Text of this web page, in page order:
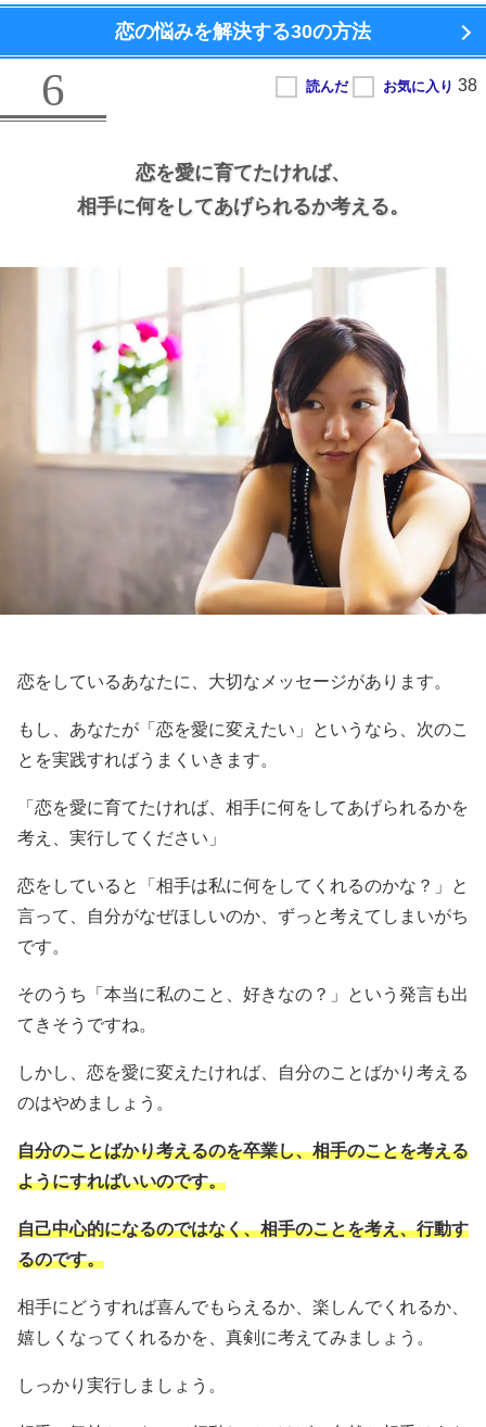
恋の悩みを解決する30の方法
6
恋を愛に育てたければ、
相手に何をしてあげられるか考える。
恋をしているあなたに、大切なメッセージがあります。
もし、あなたが「恋を愛に変えたい」というなら、次のこ
とを実践すればうまくいきます。
「恋を愛に育てたければ、相手に何をしてあげられるかを
考え、実行してください」
恋をしていると「相手は私に何をしてくれるのかな？」と
言って、自分がなぜほしいのか、ずっと考えてしまいがち
です。
そのうち「本当に私のこと、好きなの？」という発言も出
てきそうですね。
しかし、恋を愛に変えたければ、自分のことばかり考える
のはやめましょう。
自分のことばかり考えるのを卒業し、相手のことを考える
ようにすればいいのです。
自己中心的になるのではなく、相手のことを考え、行動す
るのです。
相手にどうすれば喜んでもらえるか、楽しんでくれるか、
嬉しくなってくれるかを、真剣に考えてみましょう。
しっかり実行しましょう。